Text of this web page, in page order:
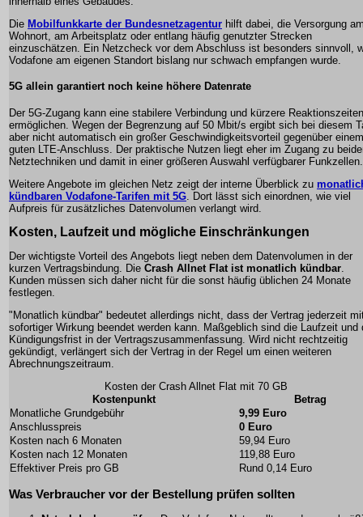
Die Mobilfunkkarte der Bundesnetzagentur hilft dabei, die Versorgung
Wohnort, am Arbeitsplatz oder entlang häufig genutzter Strecken
einzuschätzen. Ein Netzcheck vor dem Abschluss ist besonders sinnvoll,
Vodafone am eigenen Standort bislang nur schwach empfangen wurde.
5G allein garantiert noch keine höhere Datenrate
Der 5G-Zugang kann eine stabilere Verbindung und kürzere Reaktionszeiten
ermöglichen. Wegen der Begrenzung auf 50 Mbit/s ergibt sich bei diesem
aber nicht automatisch ein großer Geschwindigkeitsvorteil gegenüber einem
guten LTE-Anschluss. Der praktische Nutzen liegt eher im Zugang zu
Netztechniken und damit in einer größeren Auswahl verfügbarer Funkzellen.
Weitere Angebote im gleichen Netz zeigt der interne Überblick zu
kündbaren Vodafone-Tarifen mit 5G . Dort lässt sich einordnen, wie viel
Aufpreis für zusätzliches Datenvolumen verlangt wird.
Kosten, Laufzeit und mögliche Einschränkungen
Der wichtigste Vorteil des Angebots liegt neben dem Datenvolumen in der
kurzen Vertragsbindung. Die Crash Allnet Flat ist monatlich kündbar
Kunden müssen sich daher nicht für die sonst häufig üblichen 24 Monate
festlegen.
"Monatlich kündbar" bedeutet allerdings nicht, dass der Vertrag jederzeit
sofortiger Wirkung beendet werden kann. Maßgeblich sind die Laufzeit und
Kündigungsfrist in der Vertragszusammenfassung. Wird nicht rechtzeitig
gekündigt, verlängert sich der Vertrag in der Regel um einen weiteren
Abrechnungszeitraum.
Kosten der Crash Allnet Flat mit 70 GB
Kostenpunkt
Betrag
Monatliche Grundgebühr
9,99 Euro
Anschlusspreis
0 Euro
Kosten nach 6 Monaten
59,94 Euro
Kosten nach 12 Monaten
119,88 Euro
Effektiver Preis pro GB
Rund 0,14 Euro
Was Verbraucher vor der Bestellung prüfen sollten